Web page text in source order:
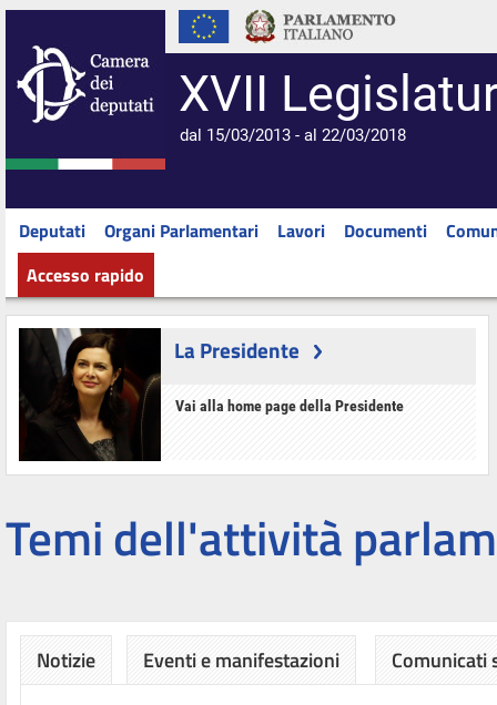
XVII
dal 15/03/2013 - al 22/03/2018
Deputati Organi Parlamentari Lavori Documenti
Accesso rapido
La Presidente
Vai alla home page della Presidente
Temi dell'attività
Notizie Eventi e manifestazioni Comunicati